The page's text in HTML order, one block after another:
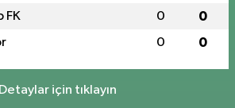
FK 0 0
0 0
Detaylar için tıklayın